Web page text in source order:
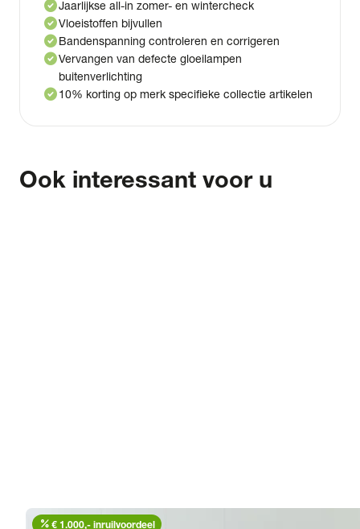
check_circleJaarlijkse all-in zomer- en wintercheck
check_circleVloeistoffen bijvullen
check_circleBandenspanning controleren en corrigeren
check_circleVervangen van defecte gloeilampen
buitenverlichting
check_circle10% korting op merk specifieke collectie artikelen
Ook interessant voor u
percent € 1.000,- inruilvoordeel